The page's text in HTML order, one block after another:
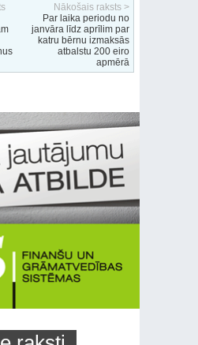
Nākošais raksts >
Par laika periodu no
janvāra līdz aprīlim par
katru bērnu izmaksās
atbalstu 200 eiro
apmērā